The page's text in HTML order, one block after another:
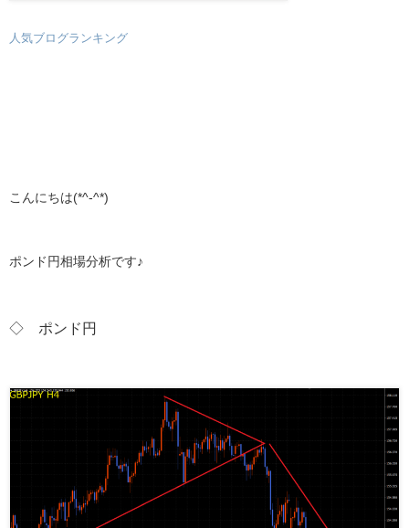
人気ブログランキング
こんにちは(*^-^*)
ポンド円相場分析です♪
◇ ポンド円